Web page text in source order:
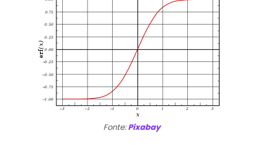
Fonte:Pixabay